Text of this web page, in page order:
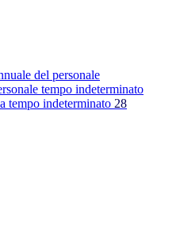
del personale
tempo indeterminato
tempo indeterminato 28